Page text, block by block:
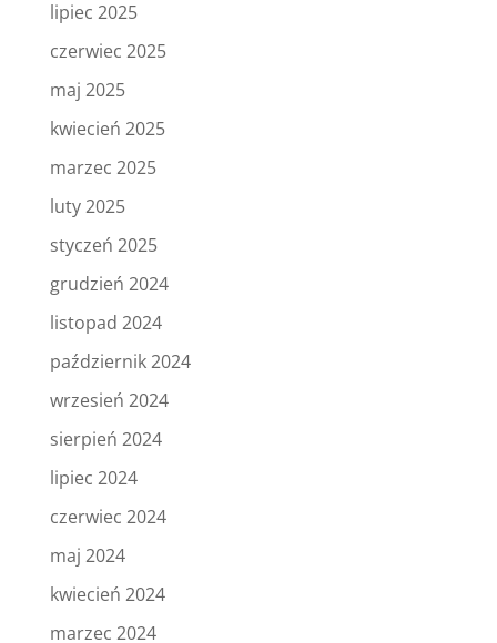
lipiec 2025
czerwiec 2025
maj 2025
kwiecień 2025
marzec 2025
luty 2025
styczeń 2025
grudzień 2024
listopad 2024
październik 2024
wrzesień 2024
sierpień 2024
lipiec 2024
czerwiec 2024
maj 2024
kwiecień 2024
marzec 2024